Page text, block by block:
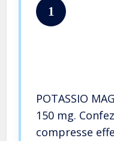
1
POTASSIO
150 mg.
compresse